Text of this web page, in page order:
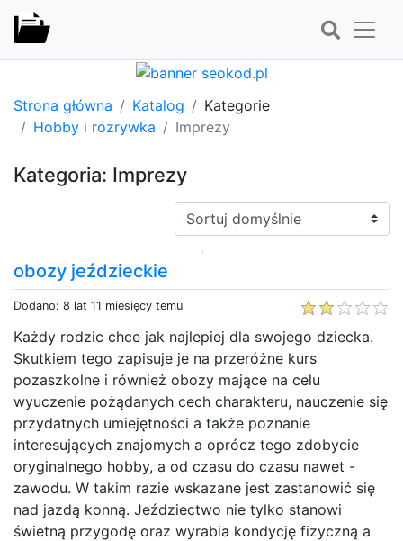
Strona główna Katalog
Kategorie
Hobby i rozrywka
Imprezy
Kategoria: Imprezy
Sortuj:
obozy jeździeckie
Dodano: 8 lat 11 miesięcy temu
Każdy rodzic chce jak najlepiej dla swojego dziecka.
Skutkiem tego zapisuje je na przeróżne kurs
pozaszkolne i również obozy mające na celu
wyuczenie pożądanych cech charakteru, nauczenie się
przydatnych umiejętności a także poznanie
interesujących znajomych a oprócz tego zdobycie
oryginalnego hobby, a od czasu do czasu nawet -
zawodu. W takim razie wskazane jest zastanowić się
nad jazdą konną. Jeździectwo nie tylko stanowi
świetną przygodę oraz wyrabia kondycję fizyczną a